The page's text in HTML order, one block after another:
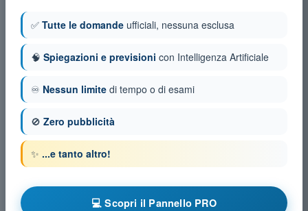
✅ Tutte le domande ufficiali, nessuna esclusa
🧠 Spiegazioni e previsioni con Intelligenza Artificiale
♾️ Nessun limite di tempo o di esami
🚫 Zero pubblicità
✨ ...e tanto altro!
💻 Scopri il Pannello PRO